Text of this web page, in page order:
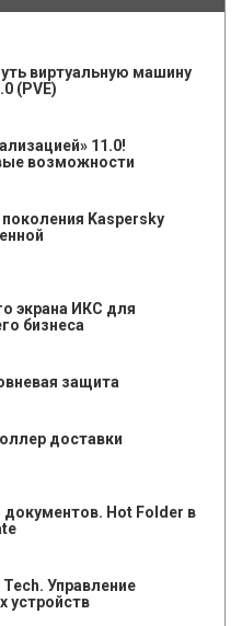
виртуальную машину
(PVE)
11.0!
возможности
Kaspersky
экрана ИКС для
бизнеса
защита
доставки
Hot Folder в
Управление
устройств